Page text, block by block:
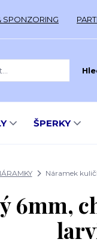
SPONZORING
ŠPERKY
Náramek
6mm,